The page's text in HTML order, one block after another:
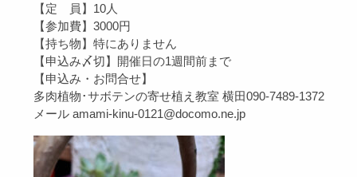
【定 員】10人
【参加費】3000円
【持ち物】特にありません
【申込み〆切】 開催日の1週間前まで
【申込み・お問合せ】
多肉植物･サボテンの寄せ植え教室 横田090-7489-1372
メール amami-kinu-0121@docomo.ne.jp